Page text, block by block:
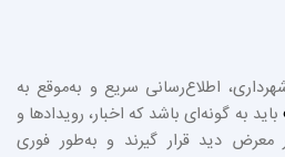
اطلاع‌رسانی سریع و به‌موقع به
باید به گونه‌ای باشد که اخبار، رویدادها و
دید قرار گیرند و به‌طور فوری